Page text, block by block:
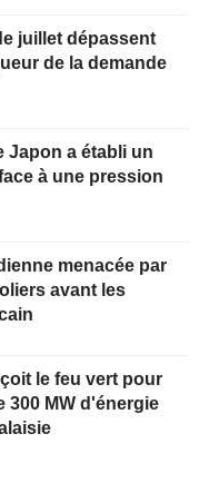
juillet dépassent
de la demande
Japon a établi un
à une pression
menacée par
avant les
le feu vert pour
MW d'énergie